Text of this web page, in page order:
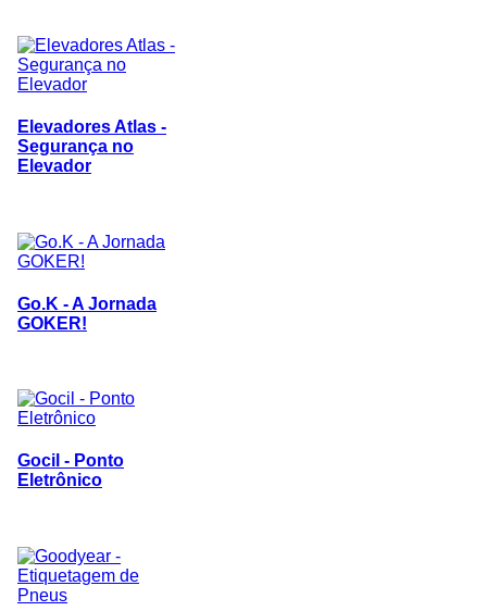
Elevadores Atlas -
Segurança no
Elevador
Go.K - A Jornada
GOKER!
Gocil - Ponto
Eletrônico